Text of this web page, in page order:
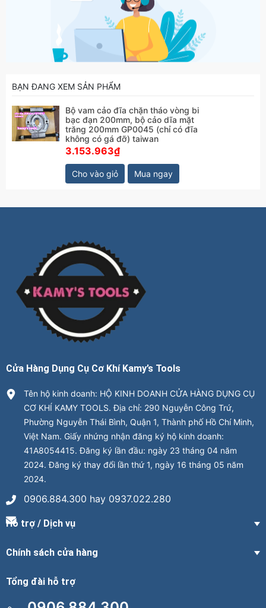
BẠN ĐANG XEM SẢN PHẨM
Bộ vam cảo đĩa chặn tháo vòng bi
bạc đạn 200mm, bộ cảo dĩa mặt
trăng 200mm GP0045 (chỉ có đĩa
không có gá đỡ) taiwan
3.153.963₫
Cho vào giỏ Mua ngay
Cửa Hàng Dụng Cụ Cơ Khí Kamy’s Tools
Tên hộ kinh doanh: HỘ KINH DOANH CỬA HÀNG DỤNG CỤ
CƠ KHÍ KAMY TOOLS. Địa chỉ: 290 Nguyễn Công Trứ,
Phường Nguyễn Thái Bình, Quận 1, Thành phố Hồ Chí Minh,
Việt Nam. Giấy nhứng nhận đăng ký hộ kinh doanh:
41A8054415. Đăng ký lần đầu: ngày 23 tháng 04 năm
2024. Đăng ký thay đổi lần thứ 1, ngày 16 tháng 05 năm
2024.
0906.884.300 hay 0937.022.280
Hỗ trợ / Dịch vụ
Chính sách cửa hàng
Tổng đài hỗ trợ